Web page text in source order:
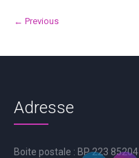
← Previous
Adresse
Boite postale : BP 223 85204